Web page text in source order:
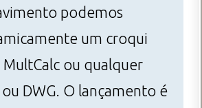
podemos
um croqui
ou qualquer
DWG. O lançamento é